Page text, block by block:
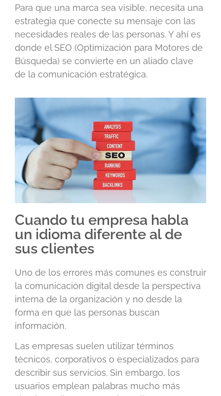
Para que una marca sea visible, necesita una
estrategia que conecte su mensaje con las
necesidades reales de las personas. Y ahí es
donde el SEO (Optimización para Motores de
Búsqueda) se convierte en un aliado clave
de la comunicación estratégica.
Cuando tu empresa habla
un idioma diferente al de
sus clientes
Uno de los errores más comunes es construir
la comunicación digital desde la perspectiva
interna de la organización y no desde la
forma en que las personas buscan
información.
Las empresas suelen utilizar términos
técnicos, corporativos o especializados para
describir sus servicios. Sin embargo, los
usuarios emplean palabras mucho más